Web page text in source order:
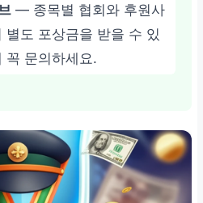
— 종목별 협회와 후원사
별도 포상금을 받을 수 있
꼭 문의하세요.